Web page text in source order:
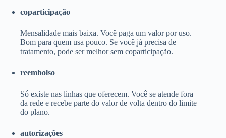
coparticipação
Mensalidade mais baixa. Você paga um valor por uso.
Bom para quem usa pouco. Se você já precisa de
tratamento, pode ser melhor sem coparticipação.
reembolso
Só existe nas linhas que oferecem. Você se atende fora
da rede e recebe parte do valor de volta dentro do limite
do plano.
autorizações